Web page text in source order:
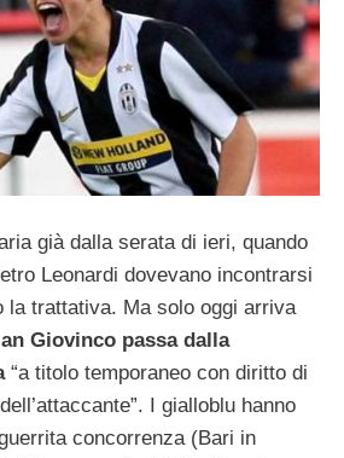
già dalla serata di ieri, quando
Leonardi dovevano incontrarsi
la trattativa. Ma solo oggi arriva
Giovinco passa dalla
“a titolo temporaneo con diritto di
I gialloblu hanno
concorrenza (Bari in